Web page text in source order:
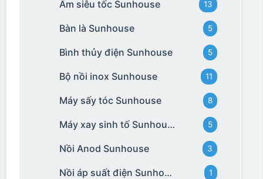
Ấm siêu tốc Sunhouse 13
Bàn là Sunhouse 5
Bình thủy điện Sunhouse 5
Bộ nồi inox Sunhouse 11
Máy sấy tóc Sunhouse 8
Máy xay sinh tố Sunhouse 5
Nồi Anod Sunhouse 3
Nồi áp suất điện Sunhouse 1